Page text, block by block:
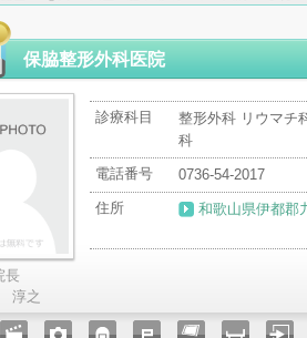
画 写真 女医 駐車場クレジ
ード
入院 予約
保脇整形外科医院
長
淳之
診療科目
整形外科 リウマチ
科
電話番号
0736-54-2017
住所
和歌山県伊都郡